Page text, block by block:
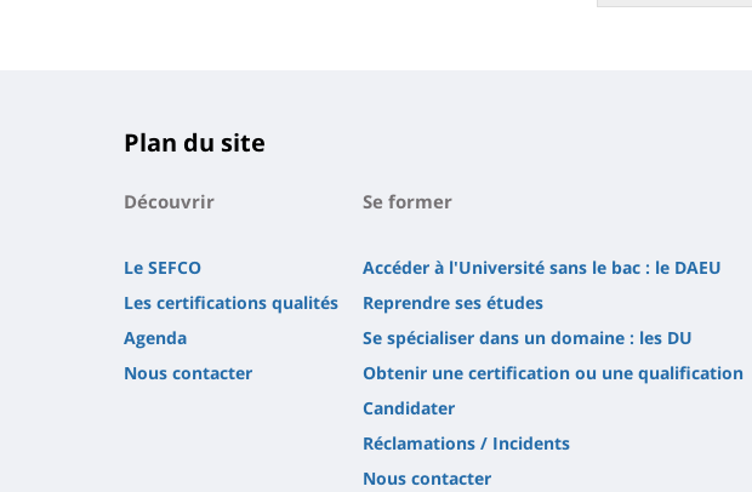
Plan du site
Découvrir
Le SEFCO
Les certifications qualités
Agenda
Nous contacter
Se former
Accéder à l'Université sans le bac : le DAEU
Reprendre ses études
Se spécialiser dans un domaine : les DU
Obtenir une certification ou une qualification
Candidater
Réclamations / Incidents
Nous contacter